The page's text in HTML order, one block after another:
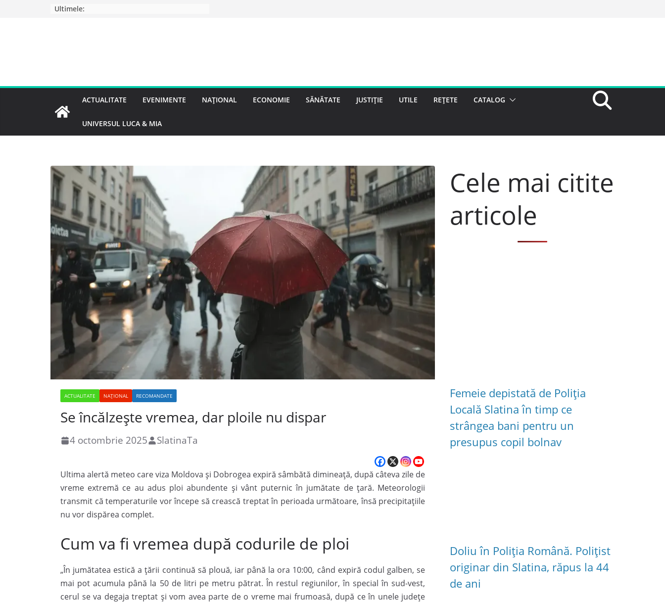
Ultimele:
ACTUALITATE EVENIMENTE NAȚIONAL ECONOMIE SĂNĂTATE JUSTIȚIE UTILE REȚETE CATALOG
UNIVERSUL LUCA & MIA
ACTUALITATE NAȚIONAL RECOMANDATE
Se încălzește vremea, dar ploile nu dispar
4 octombrie 2025 SlatinaTa
Ultima alertă meteo care viza Moldova și Dobrogea expiră sâmbătă dimineață, după câteva zile de
vreme extremă ce au adus ploi abundente și vânt puternic în jumătate de țară. Meteorologii
transmit că temperaturile vor începe să crească treptat în perioada următoare, însă precipitațiile
nu vor dispărea complet.
Cum va fi vremea după codurile de ploi
„În jumătatea estică a țării continuă să plouă, iar până la ora 10:00, când expiră codul galben, se
mai pot acumula până la 50 de litri pe metru pătrat. În restul regiunilor, în special în sud-vest,
cerul se va degaja treptat și vom avea parte de o vreme mai frumoasă, după ce în unele județe
Cele mai citite
articole
Femeie depistată de Poliția
Locală Slatina în timp ce
strângea bani pentru un
presupus copil bolnav
Doliu în Poliția Română. Polițist
originar din Slatina, răpus la 44
de ani